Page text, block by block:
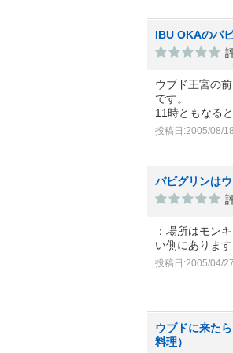
IBU OKAのバ
ウブド王宮の
です。
11時ともなる
投稿日:2005/08/18
バビグリンは
：場所はモン
い側にありま
投稿日:2005/04/27
ウブドに来た
料理）